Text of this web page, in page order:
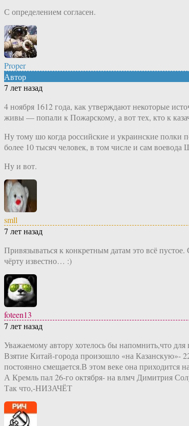
С определением согласен.
Proper
Автор
7 лет назад
4 ноября 1612 года, как утверждают некоторые
живы — попали к Пожарскому, а вот тех, кто к
Ну тому шо когда российские и украинские полки
более 10 тысяч человек, в том числе и сам
Ну и вот.
smll
7 лет назад
Привязываться к конкретным датам это всё
чёрту известно… :)
foteen13
7 лет назад
Уважаемому автору хотелось бы напомнить,что
Взятие Китай-города произошло «на Казанскую»-
постоянно смещается.В этом веке она приходится
А Кремль пал 26-го октября- на влмч Димитрия
Так что,-НИЗАЧЁТ